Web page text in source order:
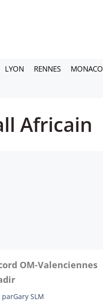
LYON RENNES MONACO
Africain
OM-Valenciennes
parGary SLM